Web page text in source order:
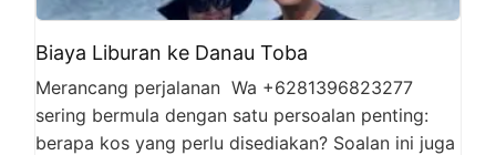
Biaya Liburan ke Danau Toba
Merancang perjalanan Wa +6281396823277
sering bermula dengan satu persoalan penting:
berapa kos yang perlu disediakan? Soalan ini juga